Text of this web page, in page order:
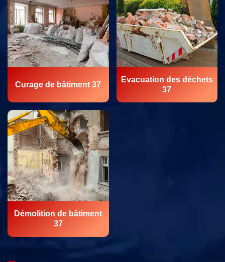
Curage de bâtiment 37
Evacuation des déchets
37
Démolition de bâtiment
37